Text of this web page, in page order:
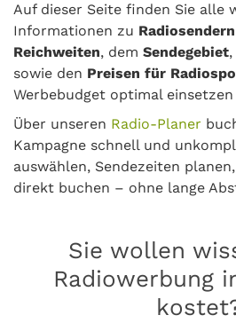
Auf dieser Seite finden Sie alle
Informationen zu
Reichweiten, dem Sendegebiet
sowie den Preisen für
Werbebudget optimal
Über unseren Radio-Planer
Kampagne schnell und
auswählen, Sendezeiten
direkt buchen – ohne lange
Sie wollen
Radiowerbung